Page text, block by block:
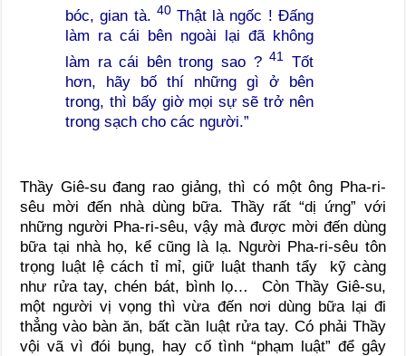
bóc, gian tà. 40Thật là ngốc ! Đấng
làm ra cái bên ngoài lại đã không
làm ra cái bên trong sao ?41 Tốt
hơn, hãy bố thí những gì ở bên
trong, thì bấy giờ mọi sự sẽ trở nên
trong sạch cho các người.”
Thầy Giê-su đang rao giảng, thì có một ông Pha-ri-
sêu mời đến nhà dùng bữa. Thầy rất “dị ứng” với
những người Pha-ri-sêu, vậy mà được mời đến dùng
bữa tại nhà họ, kể cũng là lạ. Người Pha-ri-sêu tôn
trọng luật lệ cách tỉ mỉ, giữ luật thanh tẩy kỹ càng
như rửa tay, chén bát, bình lọ… Còn Thầy Giê-su,
một người vị vọng thì vừa đến nơi dùng bữa lại đi
thẳng vào bàn ăn, bất cần luật rửa tay. Có phải Thầy
vội vã vì đói bụng, hay cố tình “phạm luật” để gây